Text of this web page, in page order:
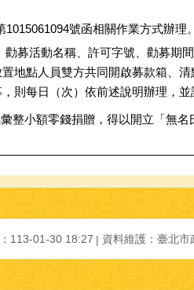
號函相關作業方式辦理
募活動名稱、許可字號、勸募期
地點人員雙方共同開啟募款箱、
則每日（次）依前述說明辦理，
小額零錢捐贈，得以開立「無
113-01-30 18:27 資料維護： 臺北市